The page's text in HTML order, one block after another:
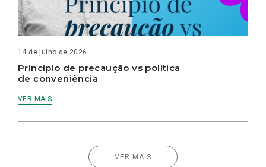
14 de julho de 2026
Princípio de precaução vs política
de conveniência
VER MAIS
VER MAIS